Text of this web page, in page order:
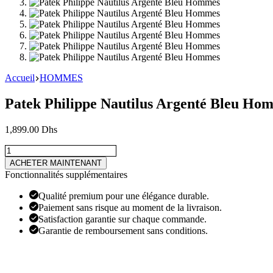
Accueil HOMMES
Patek Philippe Nautilus Argenté Bleu
1,899.00 Dhs
quantité
de
Patek
Nautilus
Argenté
Hommes
ACHETER MAINTENANT
Fonctionnalités supplémentaires
Qualité premium pour une élégance durable.
Paiement sans risque au moment de la livraison.
Satisfaction garantie sur chaque commande.
Garantie de remboursement sans conditions.